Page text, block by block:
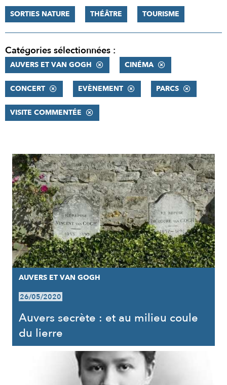
SORTIES NATURE THÉÂTRE TOURISME
Catégories sélectionnées :
AUVERS ET VAN GOGH CINÉMA
CONCERT EVÈNEMENT PARCS
VISITE COMMENTÉE
RÉSULTATS
AUVERS ET VAN GOGH
26/05/2020
Auvers secrète : et au milieu coule
du lierre